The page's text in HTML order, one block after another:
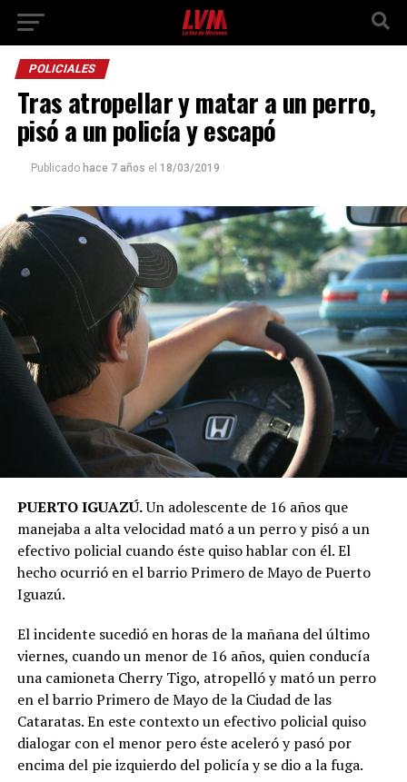
POLICIALES
Tras atropellar y matar a un perro,
pisó a un policía y escapó
Publicado hace 7 años el 18/03/2019
PUERTO IGUAZÚ.Un adolescente de 16 años que
manejaba a alta velocidad mató a un perro y pisó a un
efectivo policial cuando éste quiso hablar con él. El
hecho ocurrió en el barrio Primero de Mayo de Puerto
Iguazú.
El incidente sucedió en horas de la mañana del último
viernes, cuando un menor de 16 años, quien conducía
una camioneta Cherry Tigo, atropelló y mató un perro
en el barrio Primero de Mayo de la Ciudad de las
Cataratas. En este contexto un efectivo policial quiso
dialogar con el menor pero éste aceleró y pasó por
encima del pie izquierdo del policía y se dio a la fuga.